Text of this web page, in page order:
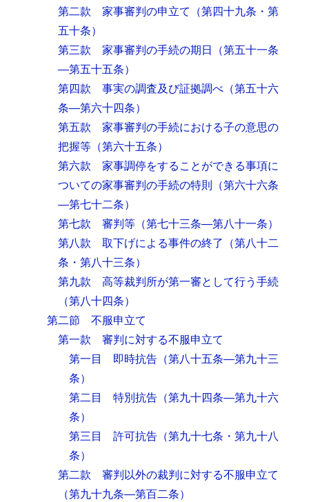
第二款 家事審判の申立て （第四十九条・第
五十条）
第三款 家事審判の手続の期日 （第五十一条
―第五十五条）
第四款 事実の調査及び証拠調べ （第五十六
条―第六十四条）
第五款 家事審判の手続における子の意思の
把握等 （第六十五条）
第六款 家事調停をすることができる事項に
ついての家事審判の手続の特則 （第六十六条
―第七十二条）
第七款 審判等 （第七十三条―第八十一条）
第八款 取下げによる事件の終了 （第八十二
条・第八十三条）
第九款 高等裁判所が第一審として行う手続
（第八十四条）
第二節 不服申立て
第一款 審判に対する不服申立て
第一目 即時抗告 （第八十五条―第九十三
条）
第二目 特別抗告 （第九十四条―第九十六
条）
第三目 許可抗告 （第九十七条・第九十八
条）
第二款 審判以外の裁判に対する不服申立て
（第九十九条―第百二条）